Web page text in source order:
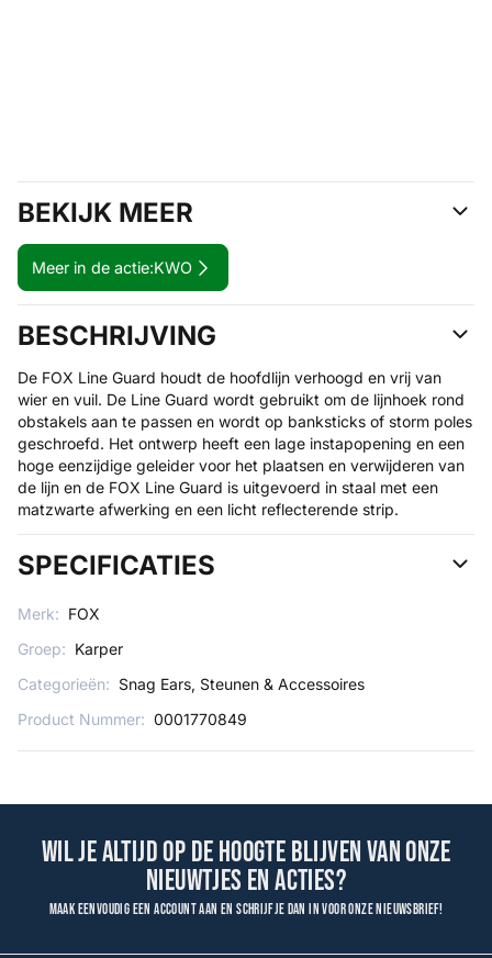
BEKIJK MEER
Meer in de actie:KWO
BESCHRIJVING
De FOX Line Guard houdt de hoofdlijn verhoogd en vrij van
wier en vuil. De Line Guard wordt gebruikt om de lijnhoek rond
obstakels aan te passen en wordt op banksticks of storm poles
geschroefd. Het ontwerp heeft een lage instapopening en een
hoge eenzijdige geleider voor het plaatsen en verwijderen van
de lijn en de FOX Line Guard is uitgevoerd in staal met een
matzwarte afwerking en een licht reflecterende strip.
SPECIFICATIES
Merk: FOX
Groep: Karper
Categorieën: Snag Ears, Steunen & Accessoires
Product Nummer: 0001770849
Wil je altijd op de hoogte blijven van onze
nieuwtjes en acties?
Maak eenvoudig een account aan en schrijf je dan in voor onze nieuwsbrief!